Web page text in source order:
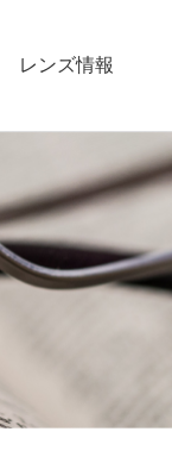
レンズ情報